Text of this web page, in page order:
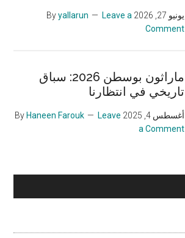
يونيو 27, 2026 By
yallarun
Leave a
Comment
ماراثون بوسطن 2026: سباق
تاريخي في انتظارنا
أغسطس 4, 2025 Haneen Farouk
Leave
a Comment